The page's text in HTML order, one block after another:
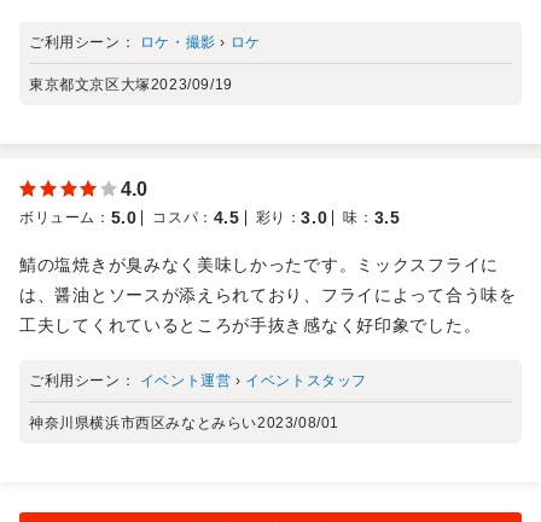
ご利用シーン： ロケ・撮影 › ロケ
東京都文京区大塚2023/09/19
4.0
ボリューム ： 5.0 コスパ ： 4.5 彩り ：3.0 味 ： 3.5
鯖の塩焼きが臭みなく美味しかったです。ミックスフライに
は、醤油とソースが添えられており、フライによって合う味を
工夫してくれているところが手抜き感なく好印象でした。
ご利用シーン： イベント運営 › イベントスタッフ
神奈川県横浜市西区みなとみらい2023/08/01